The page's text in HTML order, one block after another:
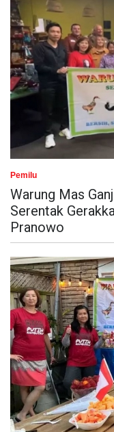
Pemilu
Warung Mas
Serentak
Pranowo